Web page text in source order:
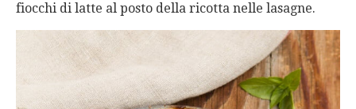
fiocchi di latte al posto della ricotta nelle lasagne.